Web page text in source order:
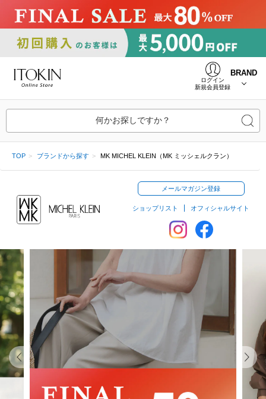
ログイン
新規会員登録
BRAND
何かお探しですか？
TOP ブランドから探す MK MICHEL KLEIN（MK ミッシェルクラン）
メールマガジン登録
ショップリスト オフィシャルサイト